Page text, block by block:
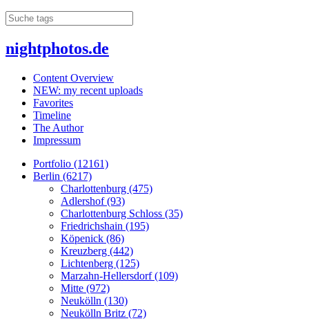
nightphotos.de
Content Overview
NEW: my recent uploads
Favorites
Timeline
The Author
Impressum
Portfolio (12161)
Berlin (6217)
Charlottenburg (475)
Adlershof (93)
Charlottenburg Schloss (35)
Friedrichshain (195)
Köpenick (86)
Kreuzberg (442)
Lichtenberg (125)
Marzahn-Hellersdorf (109)
Mitte (972)
Neukölln (130)
Neukölln Britz (72)